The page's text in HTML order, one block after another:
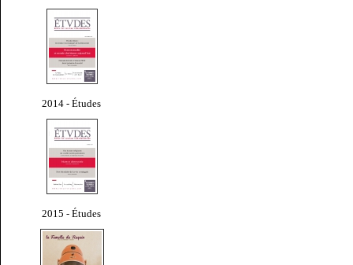
2014 - Études
2015 - Études